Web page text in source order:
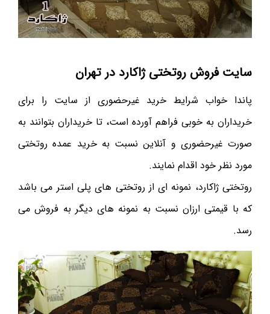
سایت فروش روتختی ژاکارد در تهران
پاندا خواب شرایط خرید غیرحضوری از سایت را برای
خریداران به خوبی فراهم آورده است، تا خریداران بتوانند به
صورت غیرحضوری و آنلاین نسبت به خرید عمده روتختی
مورد نظر خود اقدام نمایند.
روتختی ژاکارد، نمونه ای از روتختی های پلی استر می باشد
که با قیمتی ارزان نسبت به نمونه های دیگر به فروش می
رسد.